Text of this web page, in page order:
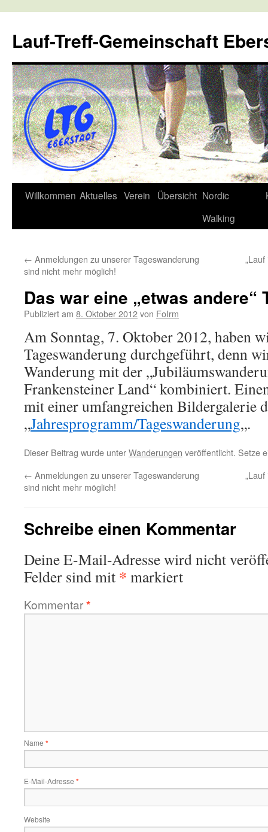
Lauf-Treff-Gemeinschaft
Zum
Willkommen Aktuelles Verein Übersicht Nordic
Walking
← Anmeldungen zu unserer Tageswanderung
sind nicht mehr möglich!
Das war eine „etwas andere“
Publiziert am 8. Oktober 2012von FoIrm
Am Sonntag, 7. Oktober 2012, haben
Tageswanderung durchgeführt, denn
Wanderung mit der
Frankensteiner Land“ kombiniert.
mit einer umfangreichen Bildergalerie
„Jahresprogramm/Tageswanderung„.
Dieser Beitrag wurde unterWanderungen veröffentlicht. Setze
← Anmeldungen zu unserer Tageswanderung
sind nicht mehr möglich!
Schreibe einen Kommentar
Deine E-Mail-Adresse wird nicht
Felder sind mit * markiert
Kommentar*
Name *
E-Mail-Adresse *
Website